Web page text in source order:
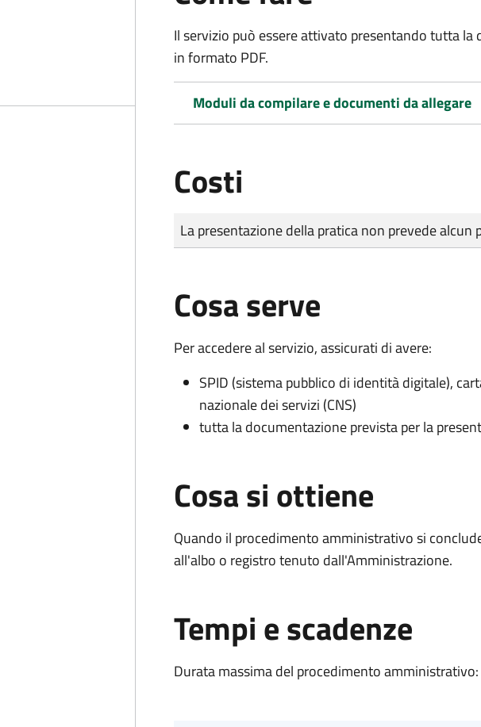
Il servizio può essere attivato presentando tutta
in formato PDF.
Moduli da compilare e documenti da allegare
Costi
Tipo di pagamento
Importo
La presentazione della pratica non prevede alcun
Cosa serve
Per accedere al servizio, assicurati di avere:
SPID (sistema pubblico di identità digitale),
nazionale dei servizi (CNS)
tutta la documentazione prevista per la
Cosa si ottiene
Quando il procedimento amministrativo si
all'albo o registro tenuto dall'Amministrazione.
Tempi e scadenze
Durata massima del procedimento